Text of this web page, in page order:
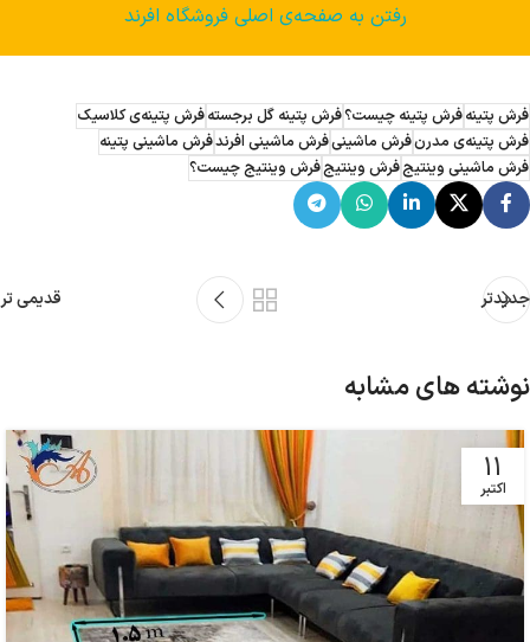
رفتن به صفحه‌ی اصلی فروشگاه افرند
فرش پتینهفرش پتینه چیست؟فرش پتینه‌ گل برجستهفرش‌ پتینه‌ی کلاسیک
فرش پتینه‌ی مدرنفرش ماشینیفرش ماشینی افرندفرش ماشینی پتینه
فرش ماشینی وینتیجفرش وینتیجفرش وینتیج چیست؟
جدیدتر قدیمی تر
نوشته های مشابه
11
اکتبر